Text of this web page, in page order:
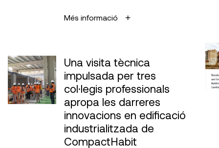
Més informació
Una visita tècnica
impulsada per tres
col·legis professionals
apropa les darreres
innovacions en edificació
industrialitzada de
CompactHabit